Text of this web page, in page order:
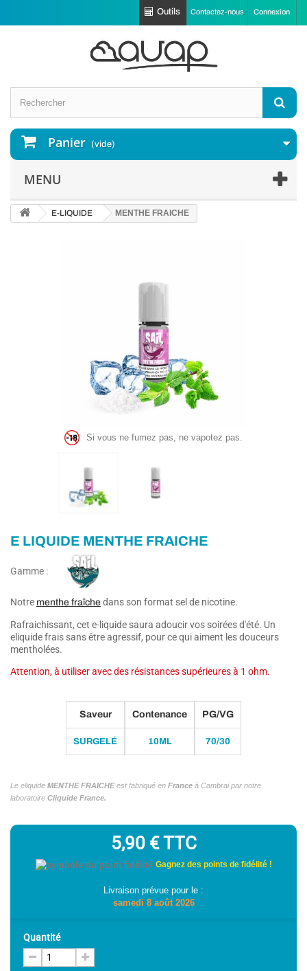
Connexion
Contactez-nous
Outils
Panier (vide)
MENU
E-LIQUIDE MENTHE FRAICHE
Si vous ne fumez pas, ne vapotez pas.
E LIQUIDE MENTHE FRAICHE
Gamme :
Notre menthe fraîche dans son format sel de nicotine.
Rafraichissant, cet e-liquide saura adoucir vos soirées d'été. Un
eliquide frais sans être agressif, pour ce qui aiment les douceurs
mentholées.
Attention, à utiliser avec des résistances supérieures à 1 ohm.
Saveur
SURGELÉ
Contenance
10ML
PG/VG
70/30
Le eliquide MENTHE FRAICHEest fabriqué en France à Cambrai par notre
laboratoire Cliquide France.
5,90 €TTC
Gagnez des points de fidélité !
Livraison prévue pour le :
samedi 8 août 2026
Quantité